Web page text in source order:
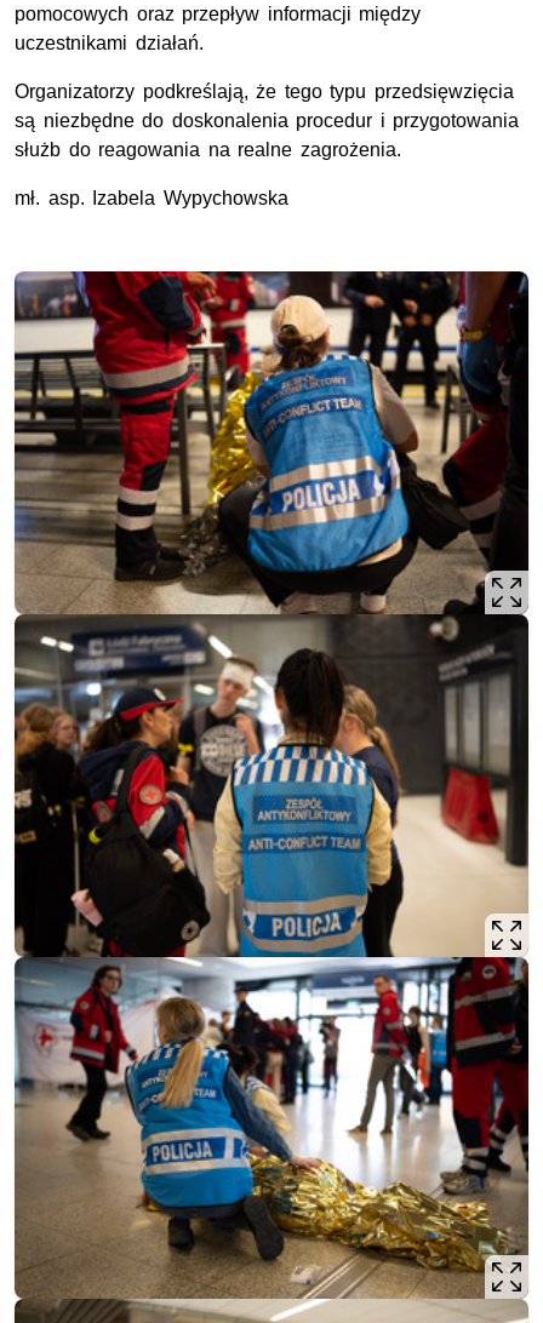
pomocowych oraz przepływ informacji między
uczestnikami działań.
Organizatorzy podkreślają, że tego typu przedsięwzięcia
są niezbędne do doskonalenia procedur i przygotowania
służb do reagowania na realne zagrożenia.
mł. asp. Izabela Wypychowska